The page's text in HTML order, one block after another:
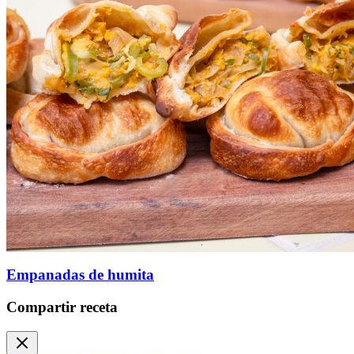
Empanadas de humita
Compartir receta